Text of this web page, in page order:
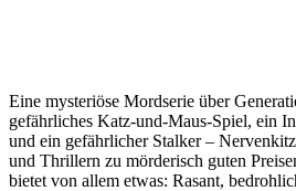
Eine mysteriöse Mordserie über
gefährliches Katz-und-Maus-Spiel, ein
und ein gefährlicher Stalker –
und Thrillern zu mörderisch guten
bietet von allem etwas: Rasant,